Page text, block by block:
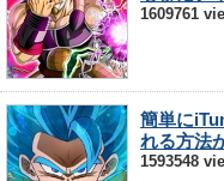
1609761
簡単に
れる方法
1593548